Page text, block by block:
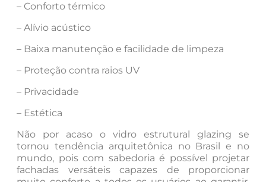
– Conforto térmico
– Alívio acústico
– Baixa manutenção e facilidade de limpeza
– Proteção contra raios UV
– Privacidade
– Estética
Não por acaso o vidro estrutural glazing se
tornou tendência arquitetônica no Brasil e no
mundo, pois com sabedoria é possível projetar
fachadas versáteis capazes de proporcionar